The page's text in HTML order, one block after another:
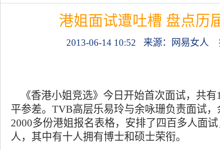
港姐面试遭吐槽 盘点历
2013-06-14 10:52 来源：网易女人
《香港小姐竞选》今日开始首次面试，共有
平参差。TVB高层乐易玲与余咏珊负责面试
2000多份港姐报名表格，安排了四百多人面
人，其中有十人拥有博士和硕士荣衔。